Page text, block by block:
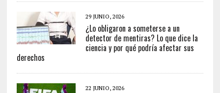
29 JUNIO, 2026
¿Lo obligaron a someterse a un
detector de mentiras? Lo que dice la
ciencia y por qué podría afectar sus
derechos
22 JUNIO, 2026